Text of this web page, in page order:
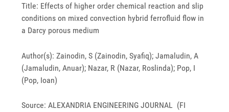
Title: Effects of higher order chemical reaction and slip
conditions on mixed convection hybrid ferrofluid flow in
a Darcy porous medium
Author(s): Zainodin, S (Zainodin, Syafiq); Jamaludin, A
(Jamaludin, Anuar); Nazar, R (Nazar, Roslinda); Pop, I
(Pop, Ioan)
Source: ALEXANDRIA ENGINEERING JOURNAL (FI